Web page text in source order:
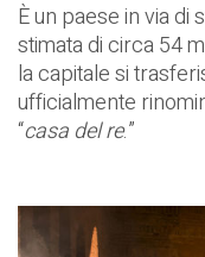
È un paese in via di
stimata di circa 54
la capitale si
ufficialmente
“casa del re.”